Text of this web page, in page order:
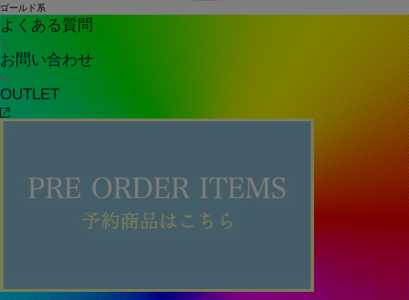
よくある質問
お問い合わせ
OUTLET
ゴールド系